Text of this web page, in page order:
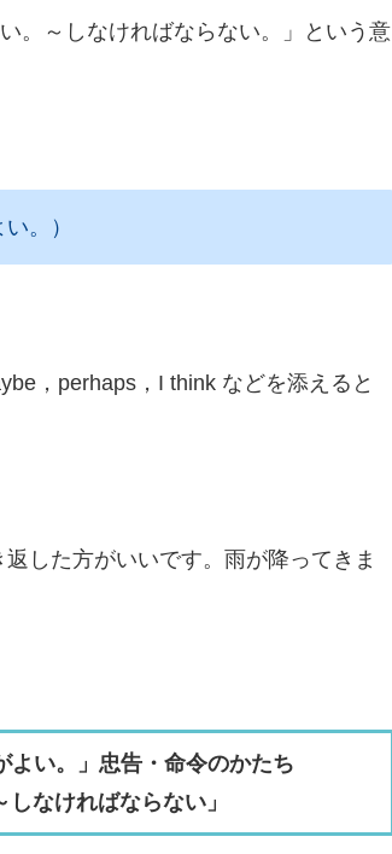
。～しなければならない。」という意
。）
，perhaps，I think などを添えると
した方がいいです。雨が降ってきま
い。」忠告・命令のかたち
なければならない」